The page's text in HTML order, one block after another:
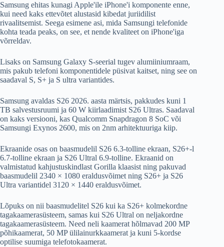
Samsung ehitas kunagi Apple'ile iPhone'i komponente enne,
kui need kaks ettevõtet alustasid kibedat juriidilist
rivaalitsemist. Seega esimene asi, mida Samsungi telefonide
kohta teada peaks, on see, et nende kvaliteet on iPhone'iga
võrreldav.
Lisaks on Samsung Galaxy S-seerial tugev alumiiniumraam,
mis pakub telefoni komponentidele püsivat kaitset, ning see on
saadaval S, S+ ja S ultra variantides.
Samsung avaldas S26 2026. aasta märtsis, pakkudes kuni 1
TB salvestusruumi ja 60 W kiirlaadimist S26 Ultras. Saadaval
on kaks versiooni, kas Qualcomm Snapdragon 8 SoC või
Samsungi Exynos 2600, mis on 2nm arhitektuuriga kiip.
Ekraanide osas on baasmudelil S26 6.3-tolline ekraan, S26+-l
6.7-tolline ekraan ja S26 Ultral 6.9-tolline. Ekraanid on
valmistatud kahjustuskindlast Gorilla klaasist ning pakuvad
baasmudelil 2340 × 1080 eraldusvõimet ning S26+ ja S26
Ultra variantidel 3120 × 1440 eraldusvõimet.
Lõpuks on nii baasmudelitel S26 kui ka S26+ kolmekordne
tagakaamerasüsteem, samas kui S26 Ultral on neljakordne
tagakaamerasüsteem. Need neli kaamerat hõlmavad 200 MP
põhikaamerat, 50 MP ülilainurkkaamerat ja kuni 5-kordse
optilise suumiga telefotokaamerat.